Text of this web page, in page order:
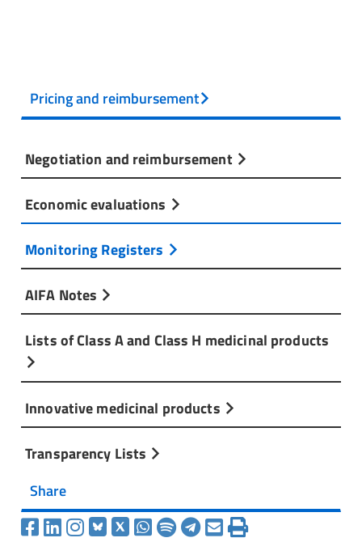
Pricing and reimbursement
Negotiation and reimbursement
Economic evaluations
Monitoring Registers
AIFA Notes
Lists of Class A and Class H medicinal products
Innovative medicinal products
Transparency Lists
Share